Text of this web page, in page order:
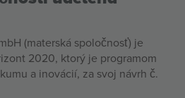
(materská spoločnosť) je
2020, ktorý je programom
a inovácií, za svoj návrh č.